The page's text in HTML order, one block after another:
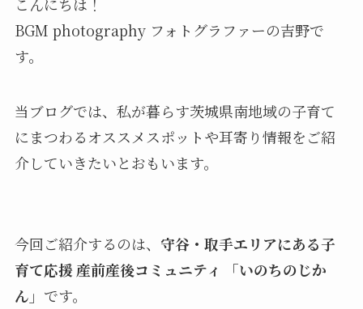
BGM photography フォトグラファーの吉野で
す。
当ブログでは、私が暮らす茨城県南地域の子育て
にまつわるオススメスポットや耳寄り情報をご紹
介していきたいとおもいます。
今回ご紹介するのは、 守谷・取手エリアにある子
育て応援 産前産後コミュニティ 「いのちのじか
ん」 です。